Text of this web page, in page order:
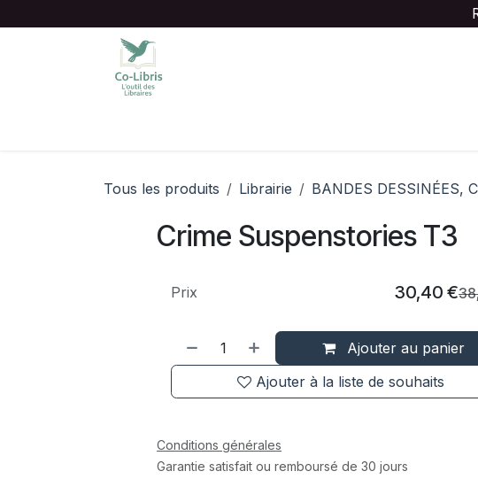
Tous les produits Librairie BANDES DESSINÉES,
Crime Suspenstories T3
Ajouter au panier
Ajouter à la liste de souhaits
Prix 30,40 €
Conditions générales
Garantie satisfait ou remboursé de 30 jours